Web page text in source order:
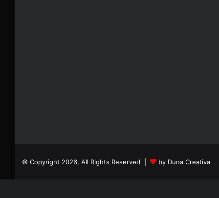
© Copyright 2026, All Rights Reserved | by Duna Creativa